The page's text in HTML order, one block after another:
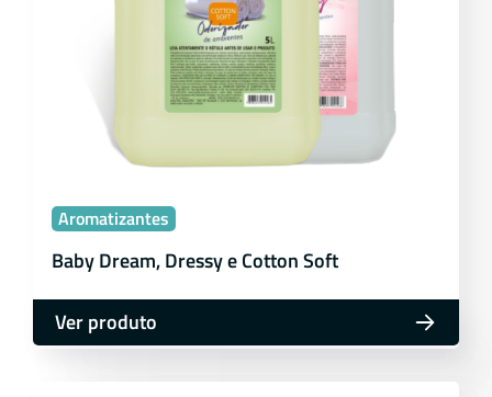
Aromatizantes
Baby Dream, Dressy e Cotton Soft
Ver produto